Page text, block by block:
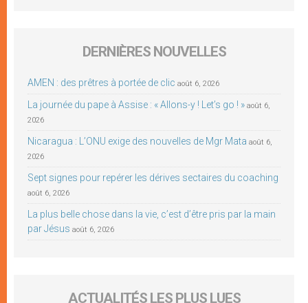
DERNIÈRES NOUVELLES
AMEN : des prêtres à portée de clic août 6, 2026
La journée du pape à Assise : « Allons-y ! Let’s go ! » août 6,
2026
Nicaragua : L’ONU exige des nouvelles de Mgr Mata août 6,
2026
Sept signes pour repérer les dérives sectaires du coaching
août 6, 2026
La plus belle chose dans la vie, c’est d’être pris par la main
par Jésus août 6, 2026
ACTUALITÉS LES PLUS LUES